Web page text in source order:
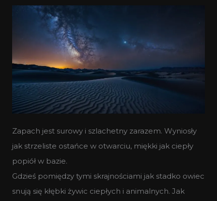
Zapach jest surowy i szlachetny zarazem. Wyniosły
jak strzeliste ostańce w otwarciu, miękki jak ciepły
popiół w bazie.
Gdzieś pomiędzy tymi skrajnościami jak stadko owiec
snują się kłębki żywic ciepłych i animalnych. Jak